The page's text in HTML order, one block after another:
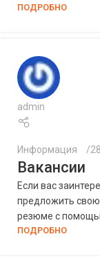
ПОДРОБНО
admin
Информация
Вакансии
Если вас
предложить
резюме с
ПОДРОБНО